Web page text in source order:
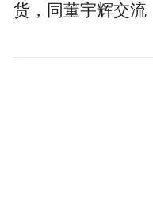
货，同董宇辉交流